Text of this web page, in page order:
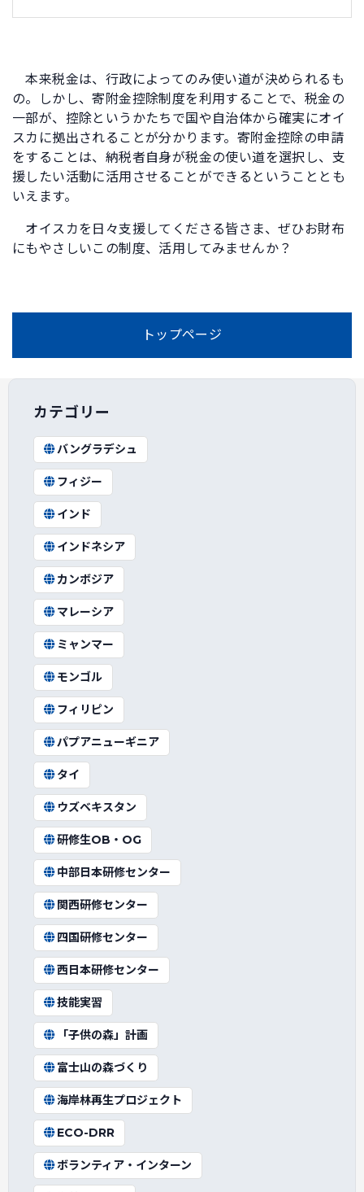
本来税金は、行政によってのみ使い道が決められるも
の。しかし、寄附金控除制度を利用することで、税金の
一部が、控除というかたちで国や自治体から確実にオイ
スカに拠出されることが分かります。寄附金控除の申請
をすることは、納税者自身が税金の使い道を選択し、支
援したい活動に活用させることができるということとも
いえます。
オイスカを日々支援してくださる皆さま、ぜひお財布
にもやさしいこの制度、活用してみませんか？
トップページ
カテゴリー
バングラデシュ
フィジー
インド
インドネシア
カンボジア
マレーシア
ミャンマー
モンゴル
フィリピン
パプアニューギニア
タイ
ウズベキスタン
研修生OB・OG
中部日本研修センター
関西研修センター
四国研修センター
西日本研修センター
技能実習
「子供の森」計画
富士山の森づくり
海岸林再生プロジェクト
ECO-DRR
ボランティア・インターン